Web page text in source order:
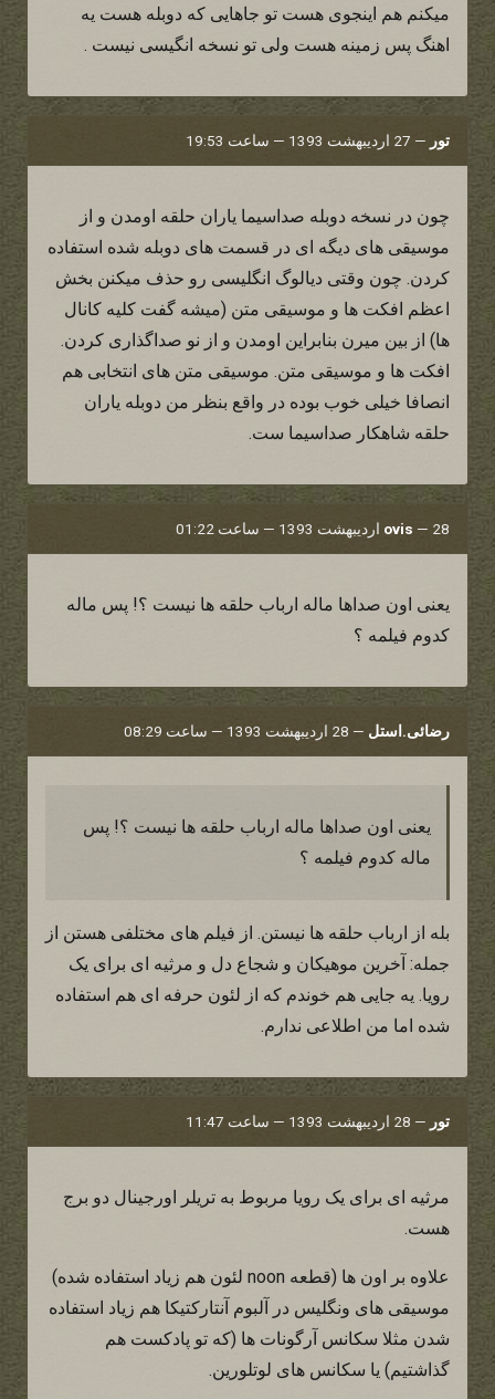
میکنم هم اینجوی هست تو جاهایی که دوبله هست یه
اهنگ پس زمینه هست ولی تو نسخه انگیسی نیست .
تور — 27 اردیبهشت 1393 — ساعت 19:53
چون در نسخه دوبله صداسیما یاران حلقه اومدن و از
موسیقی های دیگه ای در قسمت های دوبله شده استفاده
کردن. چون وقتی دیالوگ انگلیسی رو حذف میکنن بخش
اعظم افکت ها و موسیقی متن (میشه گفت کلیه کانال
ها) از بین میرن بنابراین اومدن و از نو صداگذاری کردن.
افکت ها و موسیقی متن. موسیقی متن های انتخابی هم
انصافا خیلی خوب بوده در واقع بنظر من دوبله یاران
حلقه شاهکار صداسیما ست.
ovis — 28 اردیبهشت 1393 — ساعت 01:22
یعنی اون صداها ماله ارباب حلقه ها نیست ؟! پس ماله
کدوم فیلمه ؟
رضائی.استل — 28 اردیبهشت 1393 — ساعت 08:29
یعنی اون صداها ماله ارباب حلقه ها نیست ؟! پس
ماله کدوم فیلمه ؟
بله از ارباب حلقه ها نیستن. از فیلم های مختلفی هستن از
جمله: آخرین موهیکان و شجاع دل و مرثیه ای برای یک
رویا. یه جایی هم خوندم که از لئون حرفه ای هم استفاده
شده اما من اطلاعی ندارم.
تور — 28 اردیبهشت 1393 — ساعت 11:47
مرثیه ای برای یک رویا مربوط به تریلر اورجینال دو برج
هست.
علاوه بر اون ها (قطعه noon لئون هم زیاد استفاده شده)
موسیقی های ونگلیس در آلبوم آنتارکتیکا هم زیاد استفاده
شدن مثلا سکانس آرگونات ها (که تو پادکست هم
گذاشتیم) یا سکانس های لوتلورین.